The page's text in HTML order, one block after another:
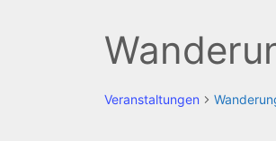
Veranstaltungen